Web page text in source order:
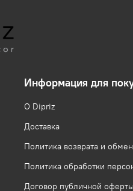
Информация для
О Dipriz
Доставка
Политика возврата и
Политика обработки
Договор публичной оферты